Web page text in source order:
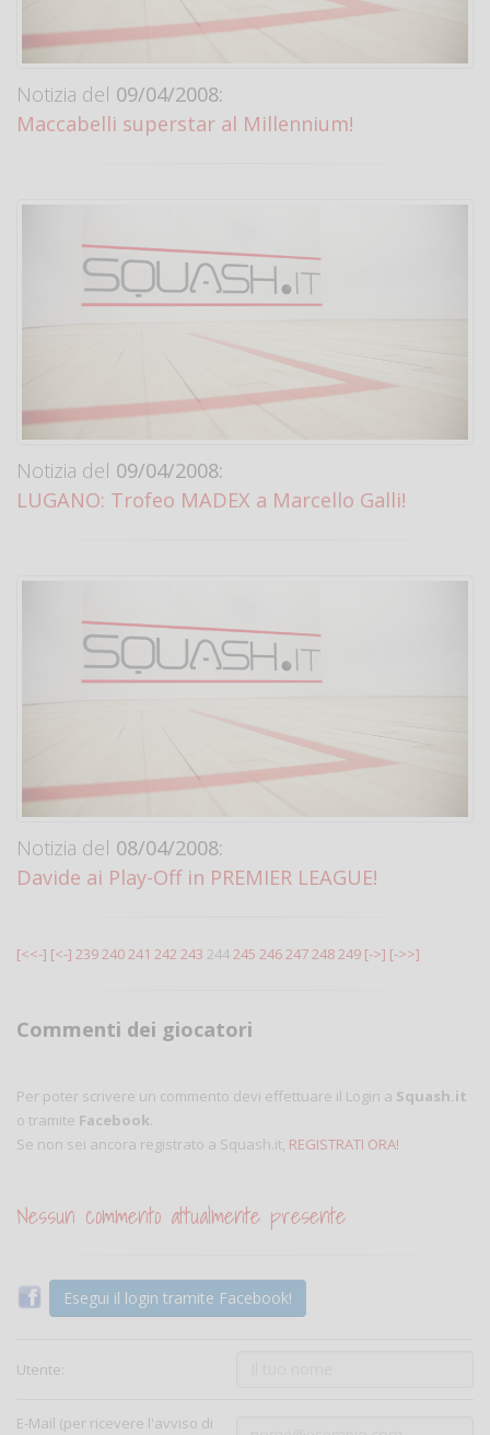
Notizia del 09/04/2008:
Maccabelli superstar al Millennium!
Notizia del 09/04/2008:
LUGANO: Trofeo MADEX a Marcello Galli!
Notizia del 08/04/2008:
Davide ai Play-Off in PREMIER LEAGUE!
[<<-] [<-] 239240241 242 243 244245 246247248249 [->] [->>]
Commenti dei giocatori
Per poter scrivere un commento devi effettuare il Login a Squash.it
o tramite Facebook.
Se non sei ancora registrato a Squash.it, REGISTRATI ORA!
Nessun commento attualmente presente
Esegui il login tramite Facebook!
Utente:
E-Mail (per ricevere l'avviso di